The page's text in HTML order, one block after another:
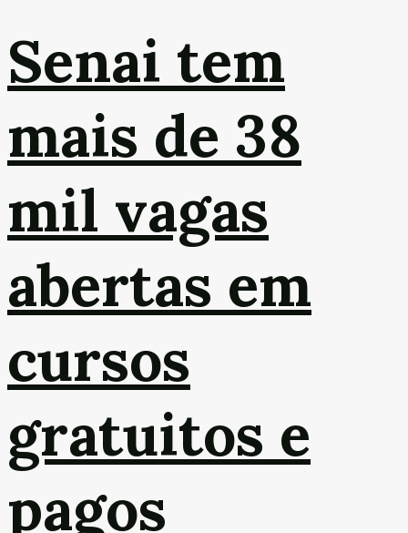
Senai tem
mais de 38
mil vagas
abertas em
cursos
gratuitos e
pagos